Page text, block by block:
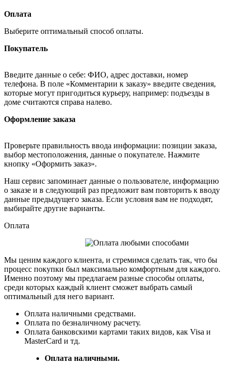
Оплата
Выберите оптимальный способ оплаты.
Покупатель
Введите данные о себе: ФИО, адрес доставки, номер
телефона. В поле «Комментарии к заказу» введите сведения,
которые могут пригодиться курьеру, например: подъезды в
доме считаются справа налево.
Оформление заказа
Проверьте правильность ввода информации: позиции заказа,
выбор местоположения, данные о покупателе. Нажмите
кнопку «Оформить заказ».
Наш сервис запоминает данные о пользователе, информацию
о заказе и в следующий раз предложит вам повторить к вводу
данные предыдущего заказа. Если условия вам не подходят,
выбирайте другие варианты.
Оплата
Мы ценим каждого клиента, и стремимся сделать так, что бы
процесс покупки был максимально комфортным для каждого.
Именно поэтому мы предлагаем разные способы оплаты,
среди которых каждый клиент сможет выбрать самый
оптимальный для него вариант.
Оплата наличными средствами.
Оплата по безналичному расчету.
Оплата банковскими картами таких видов, как Visa и
MasterCard и тд.
Оплата наличными.